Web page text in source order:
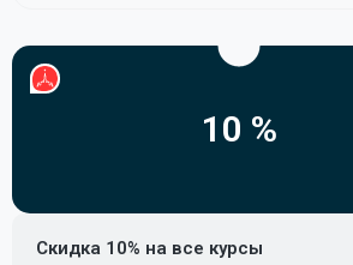
10 %
Скидка 10% на все курсы